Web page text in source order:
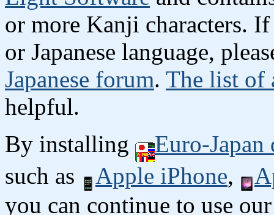
or more Kanji characters.
or Japanese language,
Japanese forum. The list of
helpful.
By installing
Euro-
such as
Apple iPhone,
you can continue to use